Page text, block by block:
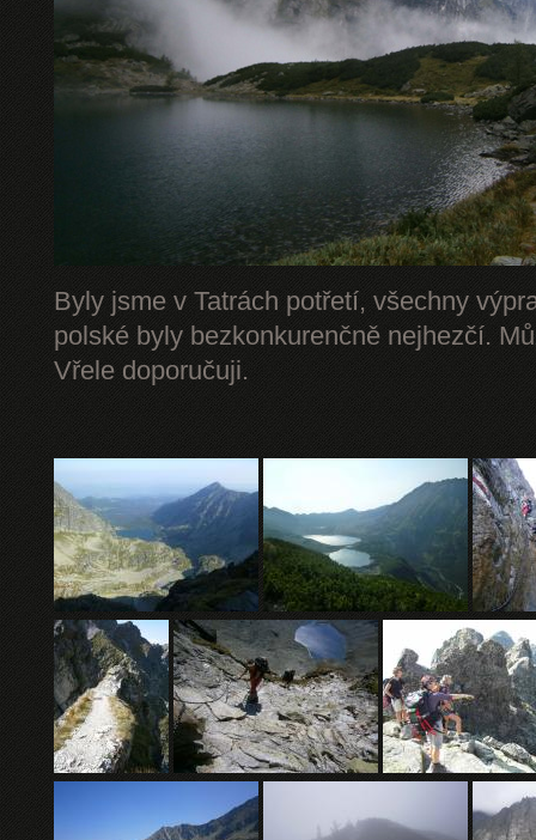
Byly jsme v Tatrách potřetí, všechny
polské byly bezkonkurenčně nejhezčí.
Vřele doporučuji.